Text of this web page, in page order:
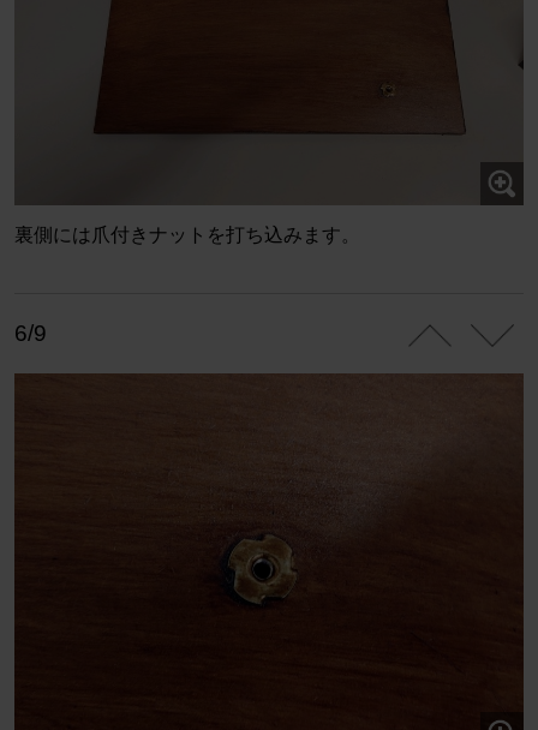
裏側には爪付きナットを打ち込みます。
6/9